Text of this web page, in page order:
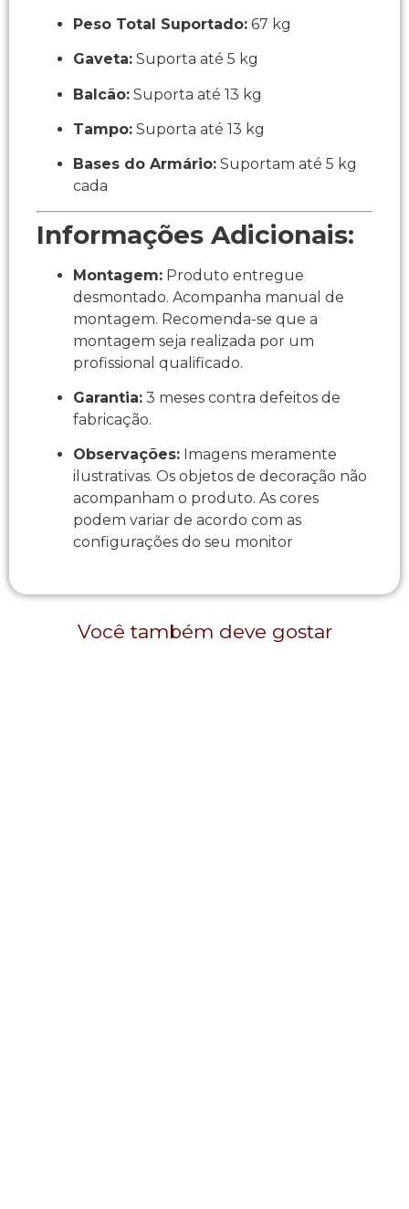
Peso Total Suportado: 67 kg
Gaveta: Suporta até 5 kg
Balcão: Suporta até 13 kg
Tampo: Suporta até 13 kg
Bases do Armário: Suportam até 5 kg
cada
Informações Adicionais:
Montagem: Produto entregue
desmontado. Acompanha manual de
montagem. Recomenda-se que a
montagem seja realizada por um
profissional qualificado.
Garantia: 3 meses contra defeitos de
fabricação.
Observações: Imagens meramente
ilustrativas. Os objetos de decoração não
acompanham o produto. As cores
podem variar de acordo com as
configurações do seu monitor
Você também deve gostar